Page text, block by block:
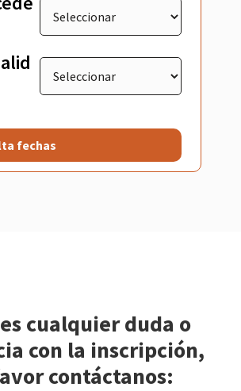
fechas
cualquier duda o
con la inscripción,
contáctanos: